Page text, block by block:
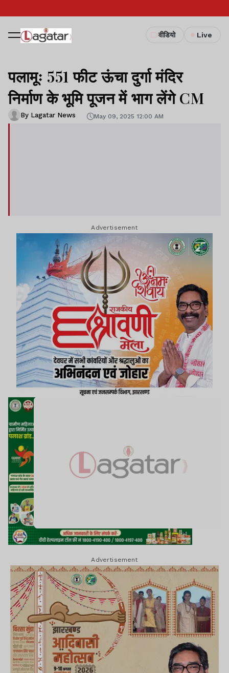
वीडियो Live
पलामूः 551 फीट ऊंचा दुर्गा मंदिर
निर्माण के भूमि पूजन में भाग लेंगे CM
By Lagatar News May 09, 2025 12:00 AM
Advertisement
Advertisement